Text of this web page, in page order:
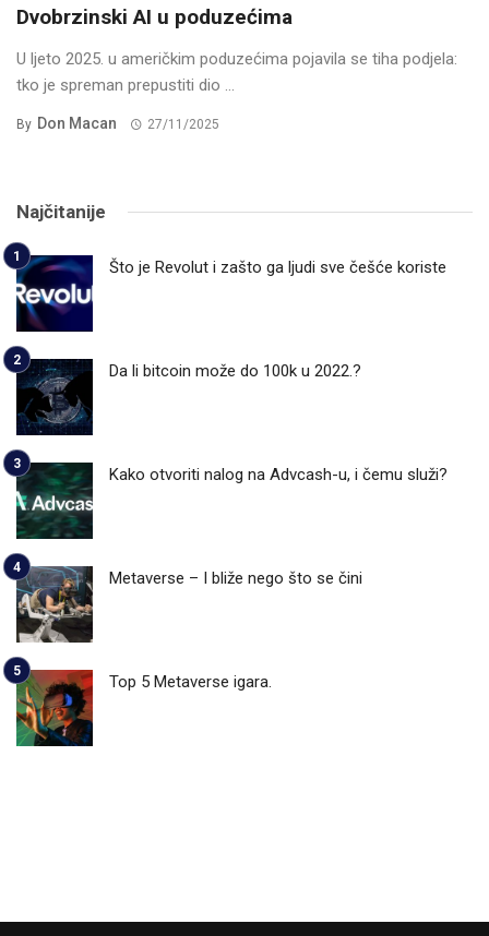
Dvobrzinski AI u poduzećima
U ljeto 2025. u američkim poduzećima pojavila se tiha podjela:
tko je spreman prepustiti dio ...
By Don Macan 27/11/2025
Najčitanije
Što je Revolut i zašto ga ljudi sve češće koriste
Da li bitcoin može do 100k u 2022.?
Kako otvoriti nalog na Advcash-u, i čemu služi?
Metaverse – I bliže nego što se čini
Top 5 Metaverse igara.